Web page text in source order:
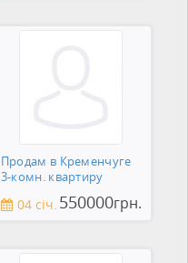
Продам в Кременчуге
3-комн. квартиру
04 січ. 550000грн.